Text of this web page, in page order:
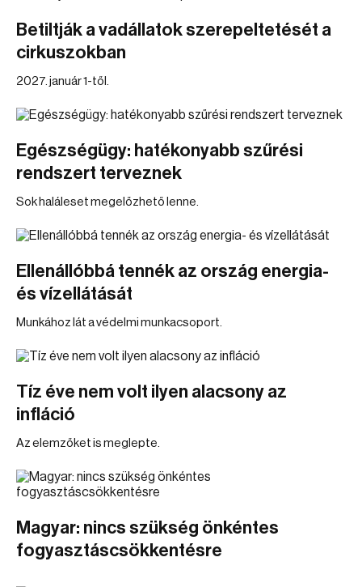
Betiltják a vadállatok szerepeltetését a
cirkuszokban
2027. január 1-től.
Egészségügy: hatékonyabb szűrési
rendszert terveznek
Sok haláleset megelőzhető lenne.
Ellenállóbbá tennék az ország energia-
és vízellátását
Munkához lát a védelmi munkacsoport.
Tíz éve nem volt ilyen alacsony az
infláció
Az elemzőket is meglepte.
Magyar: nincs szükség önkéntes
fogyasztáscsökkentésre